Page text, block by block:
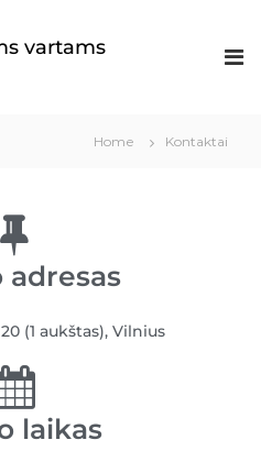
vartams
Home Kontaktai
adresas
(1 aukštas), Vilnius
laikas